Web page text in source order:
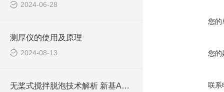
2024-06-28
测厚仪的使用及原理
2024-08-13
无桨式搅拌脱泡技术解析 新基ARE-310S工作原理与技术优势
您的
您的
联系